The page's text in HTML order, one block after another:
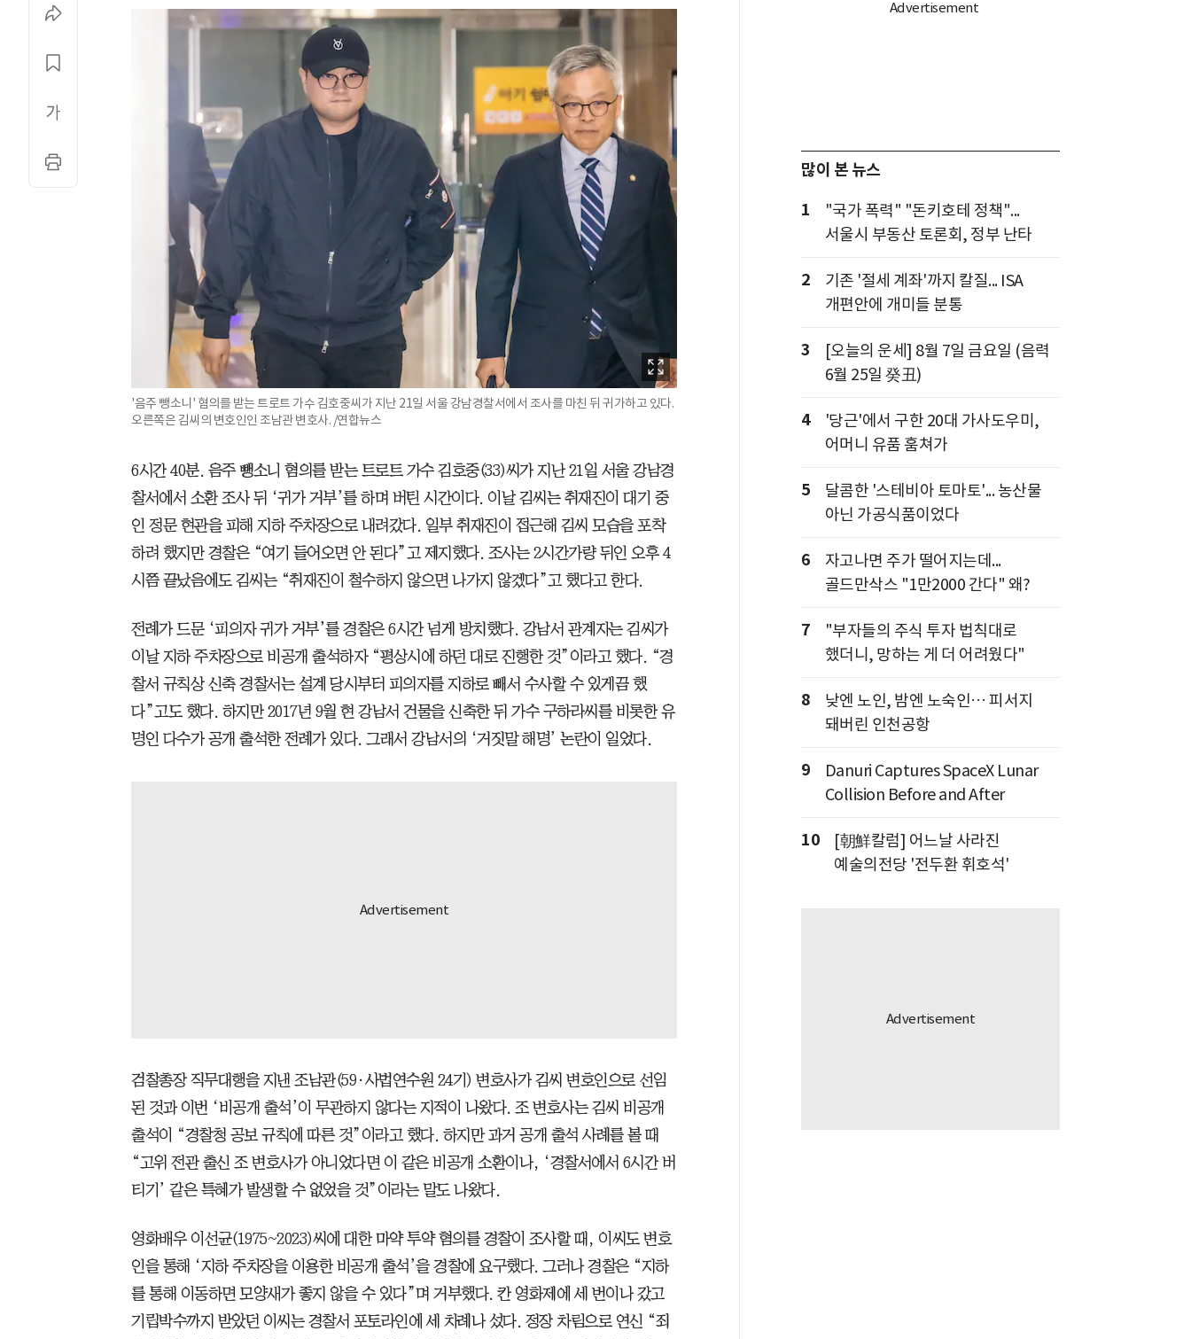
'음주 뺑소니' 혐의를 받는 트로트 가수 김호중씨가 지난 21일 서울 강남경찰서에서 조사를 마친 뒤 귀가하고 있다.
오른쪽은 김씨의 변호인인 조남관 변호사. /연합뉴스
6시간 40분. 음주 뺑소니 혐의를 받는 트로트 가수 김호중(33)씨가 지난 21일 서울 강남경
찰서에서 소환 조사 뒤 ‘귀가 거부’를 하며 버틴 시간이다. 이날 김씨는 취재진이 대기 중
인 정문 현관을 피해 지하 주차장으로 내려갔다. 일부 취재진이 접근해 김씨 모습을 포착
하려 했지만 경찰은 “여기 들어오면 안 된다”고 제지했다. 조사는 2시간가량 뒤인 오후 4
시쯤 끝났음에도 김씨는 “취재진이 철수하지 않으면 나가지 않겠다”고 했다고 한다.
전례가 드문 ‘피의자 귀가 거부’를 경찰은 6시간 넘게 방치했다. 강남서 관계자는 김씨가
이날 지하 주차장으로 비공개 출석하자 “평상시에 하던 대로 진행한 것”이라고 했다. “경
찰서 규칙상 신축 경찰서는 설계 당시부터 피의자를 지하로 빼서 수사할 수 있게끔 했
다”고도 했다. 하지만 2017년 9월 현 강남서 건물을 신축한 뒤 가수 구하라씨를 비롯한 유
명인 다수가 공개 출석한 전례가 있다. 그래서 강남서의 ‘거짓말 해명’ 논란이 일었다.
검찰총장 직무대행을 지낸 조남관(59·사법연수원 24기) 변호사가 김씨 변호인으로 선임
된 것과 이번 ‘비공개 출석’이 무관하지 않다는 지적이 나왔다. 조 변호사는 김씨 비공개
출석이 “경찰청 공보 규칙에 따른 것”이라고 했다. 하지만 과거 공개 출석 사례를 볼 때
“고위 전관 출신 조 변호사가 아니었다면 이 같은 비공개 소환이나, ‘경찰서에서 6시간 버
티기’ 같은 특혜가 발생할 수 없었을 것”이라는 말도 나왔다.
영화배우 이선균(1975~2023)씨에 대한 마약 투약 혐의를 경찰이 조사할 때, 이씨도 변호
인을 통해 ‘지하 주차장을 이용한 비공개 출석’을 경찰에 요구했다. 그러나 경찰은 “지하
를 통해 이동하면 모양새가 좋지 않을 수 있다”며 거부했다. 칸 영화제에 세 번이나 갔고
기립박수까지 받았던 이씨는 경찰서 포토라인에 세 차례나 섰다. 정장 차림으로 연신 “죄
많이 본 뉴스
1
"국가 폭력" "돈키호테 정책"...
서울시 부동산 토론회, 정부 난타
2
기존 '절세 계좌'까지 칼질... ISA
개편안에 개미들 분통
3
[오늘의 운세] 8월 7일 금요일 (음력
6월 25일 癸丑)
4
'당근'에서 구한 20대 가사도우미,
어머니 유품 훔쳐가
5
달콤한 '스테비아 토마토'... 농산물
아닌 가공식품이었다
6
자고나면 주가 떨어지는데...
골드만삭스 "1만2000 간다" 왜?
7
"부자들의 주식 투자 법칙대로
했더니, 망하는 게 더 어려웠다"
8
낮엔 노인, 밤엔 노숙인… 피서지
돼버린 인천공항
9
Danuri Captures SpaceX Lunar
Collision Before and After
10
[朝鮮칼럼] 어느날 사라진
예술의전당 '전두환 휘호석'